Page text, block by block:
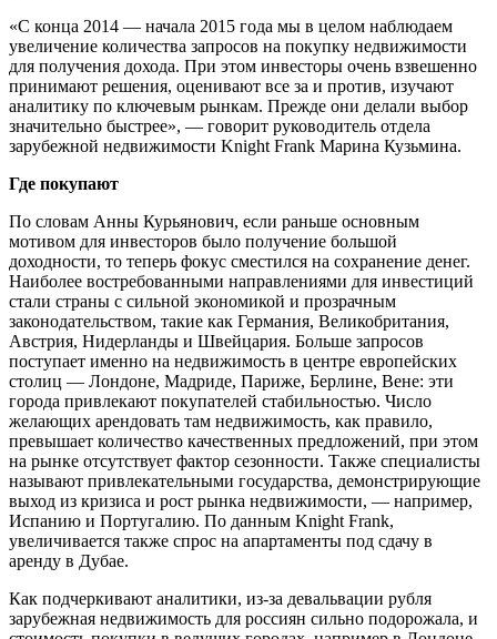
«С конца 2014 — начала 2015 года мы в целом наблюдаем
увеличение количества запросов на покупку недвижимости
для получения дохода. При этом инвесторы очень взвешенно
принимают решения, оценивают все за и против, изучают
аналитику по ключевым рынкам. Прежде они делали выбор
значительно быстрее», — говорит руководитель отдела
зарубежной недвижимости Knight Frank Марина Кузьмина.
Где покупают
По словам Анны Курьянович, если раньше основным
мотивом для инвесторов было получение большой
доходности, то теперь фокус сместился на сохранение денег.
Наиболее востребованными направлениями для инвестиций
стали страны с сильной экономикой и прозрачным
законодательством, такие как Германия, Великобритания,
Австрия, Нидерланды и Швейцария. Больше запросов
поступает именно на недвижимость в центре европейских
столиц — Лондоне, Мадриде, Париже, Берлине, Вене: эти
города привлекают покупателей стабильностью. Число
желающих арендовать там недвижимость, как правило,
превышает количество качественных предложений, при этом
на рынке отсутствует фактор сезонности. Также специалисты
называют привлекательными государства, демонстрирующие
выход из кризиса и рост рынка недвижимости, — например,
Испанию и Португалию. По данным Knight Frank,
увеличивается также спрос на апартаменты под сдачу в
аренду в Дубае.
Как подчеркивают аналитики, из-за девальвации рубля
зарубежная недвижимость для россиян сильно подорожала, и